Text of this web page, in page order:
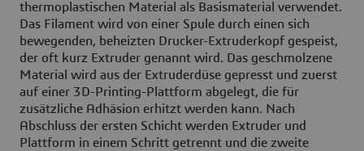
thermoplastischen Material als Basismaterial verwendet.
Das Filament wird von einer Spule durch einen sich
bewegenden, beheizten Drucker-Extruderkopf gespeist,
der oft kurz Extruder genannt wird. Das geschmolzene
Material wird aus der Extruderdüse gepresst und zuerst
auf einer 3D-Printing-Plattform abgelegt, die für
zusätzliche Adhäsion erhitzt werden kann. Nach
Abschluss der ersten Schicht werden Extruder und
Plattform in einem Schritt getrennt und die zweite